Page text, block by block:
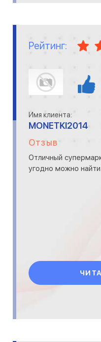
Рейтинг:
Имя клиента:
MONETKI2014
Отзыв
Отличный
угодно можно